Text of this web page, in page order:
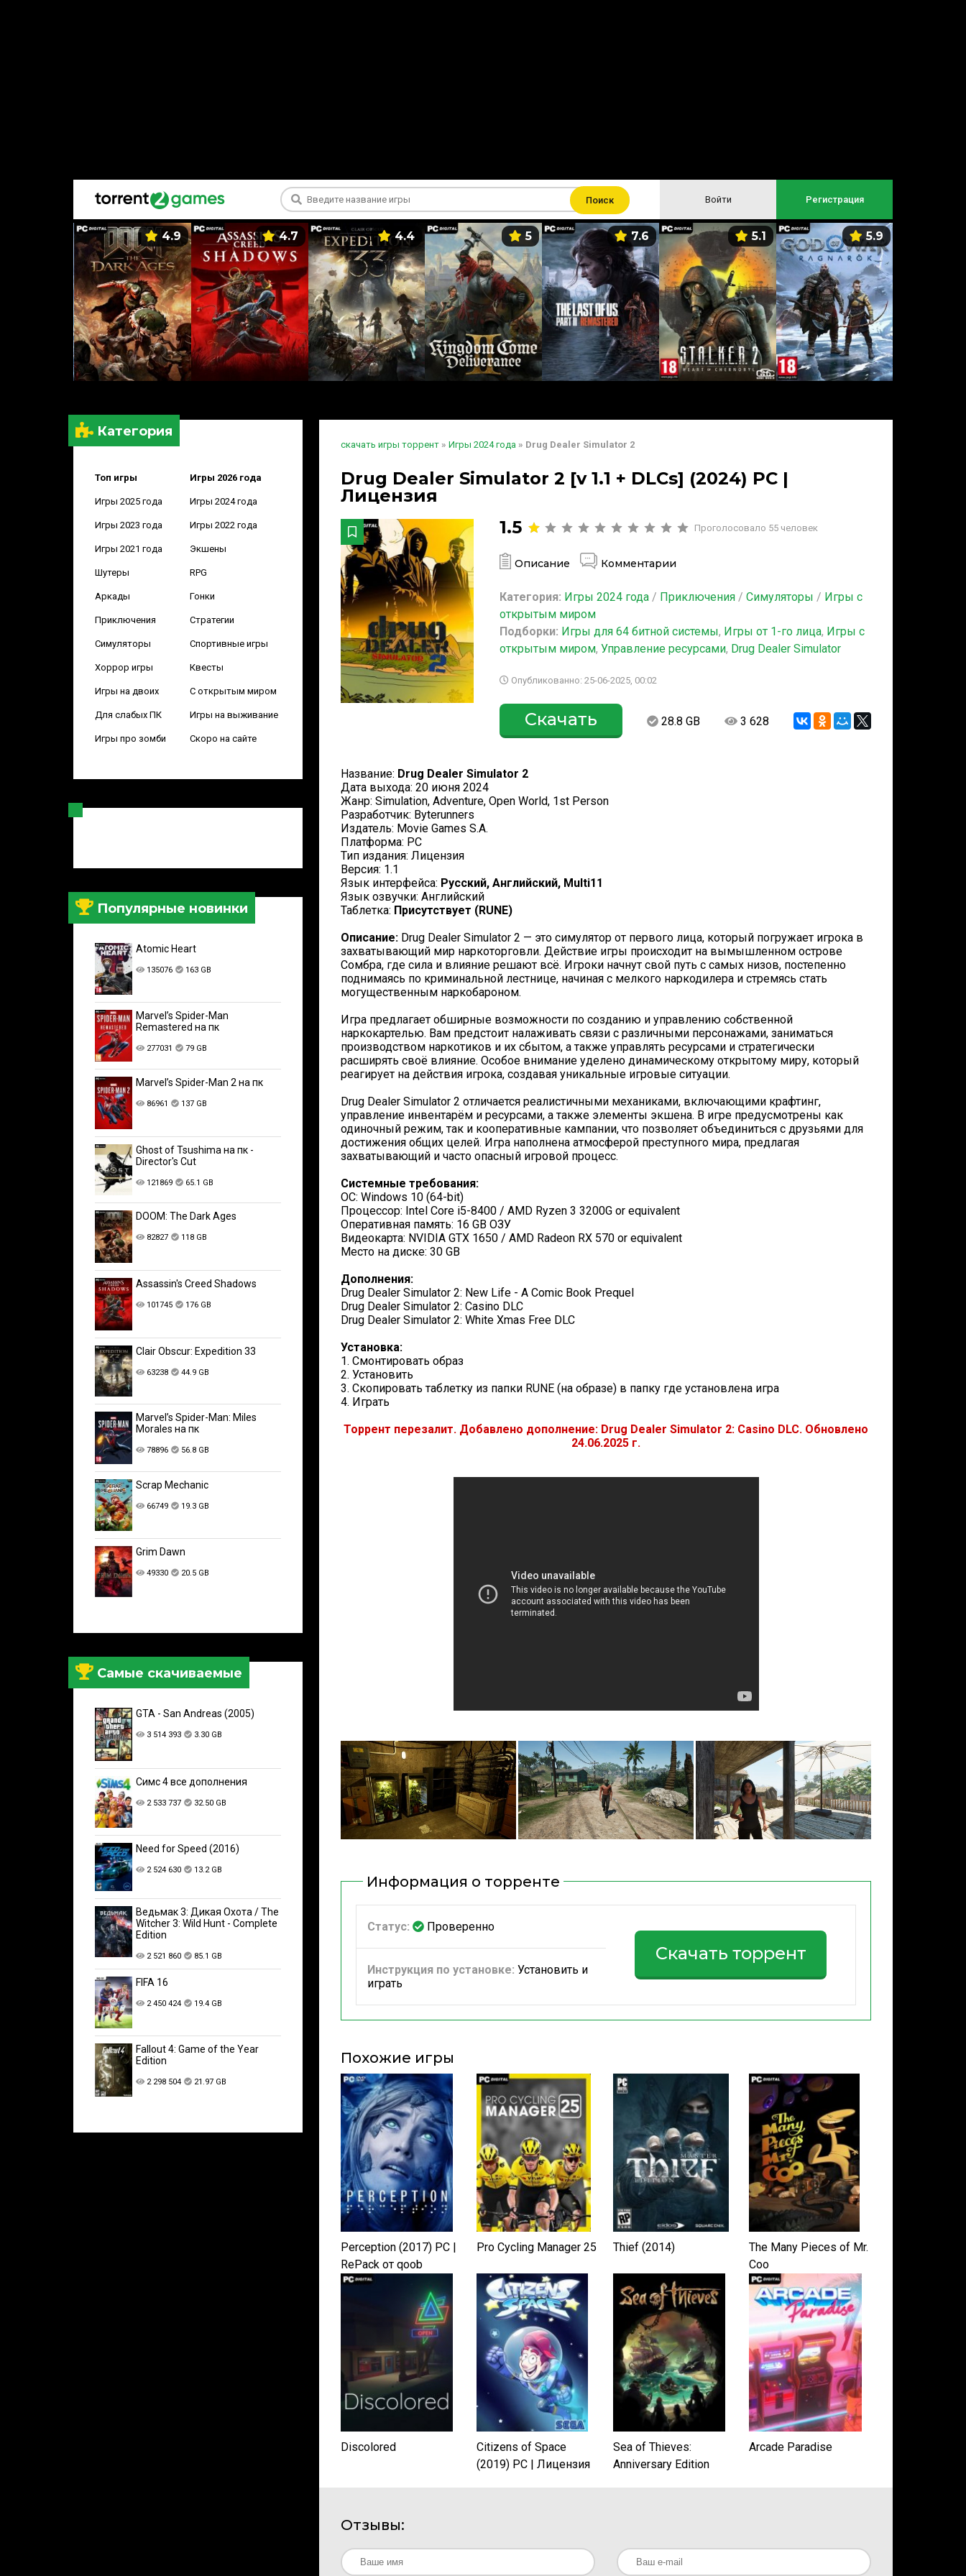
Поиск Войти Регистрация
4.9 4.7 4.4 5 7.6 5.1 5.9
Категория
Топ игры Игры 2026 года
Игры 2025 года Игры 2024 года
Игры 2023 года Игры 2022 года
Игры 2021 года Экшены
Шутеры RPG
Аркады Гонки
Приключения Стратегии
Симуляторы Спортивные игры
Хоррор игры Квесты
Игры на двоих С открытым миром
Для слабых ПК Игры на выживание
Игры про зомби Скоро на сайте
Популярные новинки
Atomic Heart
135076 163 GB
Marvel’s Spider-Man
Remastered на пк
277031 79 GB
Marvel’s Spider-Man 2 на пк
86961 137 GB
Ghost of Tsushima на пк -
Director's Cut
121869 65.1 GB
DOOM: The Dark Ages
82827 118 GB
Assassin's Creed Shadows
101745 176 GB
Clair Obscur: Expedition 33
63238 44.9 GB
Marvel’s Spider-Man: Miles
Morales на пк
78896 56.8 GB
Scrap Mechanic
66749 19.3 GB
Grim Dawn
49330 20.5 GB
Самые скачиваемые
GTA - San Andreas (2005)
3 514 393 3.30 GB
Симс 4 все дополнения
2 533 737 32.50 GB
Need for Speed (2016)
2 524 630 13.2 GB
Ведьмак 3: Дикая Охота / The
Witcher 3: Wild Hunt - Complete
Edition
2 521 860 85.1 GB
FIFA 16
2 450 424 19.4 GB
Fallout 4: Game of the Year
Edition
2 298 504 21.97 GB
скачать игры торрент » Игры 2024 года » Drug Dealer Simulator 2
Drug Dealer Simulator 2 [v 1.1 + DLCs] (2024) PC |
Лицензия
1.5
Проголосовало 55 человек
Описание Комментарии
Категория: Игры 2024 года / Приключения /Симуляторы / Игры с
открытым миром
Подборки: Игры для 64 битной системы, Игры от 1-го лица, Игры с
открытым миром,Управление ресурсами, Drug Dealer Simulator
Опубликованно: 25-06-2025, 00:02
Скачать 28.8 GB 3 628
Название: Drug Dealer Simulator 2
Дата выхода: 20 июня 2024
Жанр: Simulation, Adventure, Open World, 1st Person
Разработчик: Byterunners
Издатель: Movie Games S.A.
Платформа: PC
Тип издания: Лицензия
Версия: 1.1
Язык интерфейса: Русский, Английский, Multi11
Язык озвучки: Английский
Таблетка: Присутствует (RUNE)
Описание: Drug Dealer Simulator 2 — это симулятор от первого лица, который погружает игрока в
захватывающий мир наркоторговли. Действие игры происходит на вымышленном острове
Сомбра, где сила и влияние решают всё. Игроки начнут свой путь с самых низов, постепенно
поднимаясь по криминальной лестнице, начиная с мелкого наркодилера и стремясь стать
могущественным наркобароном.
Игра предлагает обширные возможности по созданию и управлению собственной
наркокартелью. Вам предстоит налаживать связи с различными персонажами, заниматься
производством наркотиков и их сбытом, а также управлять ресурсами и стратегически
расширять своё влияние. Особое внимание уделено динамическому открытому миру, который
реагирует на действия игрока, создавая уникальные игровые ситуации.
Drug Dealer Simulator 2 отличается реалистичными механиками, включающими крафтинг,
управление инвентарём и ресурсами, а также элементы экшена. В игре предусмотрены как
одиночный режим, так и кооперативные кампании, что позволяет объединиться с друзьями для
достижения общих целей. Игра наполнена атмосферой преступного мира, предлагая
захватывающий и часто опасный игровой процесс.
Системные требования:
ОС: Windows 10 (64-bit)
Процессор: Intel Core i5-8400 / AMD Ryzen 3 3200G or equivalent
Оперативная память: 16 GB ОЗУ
Видеокарта: NVIDIA GTX 1650 / AMD Radeon RX 570 or equivalent
Место на диске: 30 GB
Дополнения:
Drug Dealer Simulator 2: New Life - A Comic Book Prequel
Drug Dealer Simulator 2: Casino DLC
Drug Dealer Simulator 2: White Xmas Free DLC
Установка:
1. Смонтировать образ
2. Установить
3. Скопировать таблетку из папки RUNE (на образе) в папку где установлена игра
4. Играть
Торрент перезалит. Добавлено дополнение: Drug Dealer Simulator 2: Casino DLC. Обновлено
24.06.2025 г.
Информация о торренте
Статус: Проверенно
Инструкция по установке: Установить и
играть
Скачать торрент
Похожие игры
Perception (2017) PC |
RePack от qoob
Pro Cycling Manager 25 Thief (2014)
The Many Pieces of Mr.
Coo
Discolored
Citizens of Space
(2019) PC | Лицензия
Sea of Thieves:
Anniversary Edition
Arcade Paradise
Отзывы: